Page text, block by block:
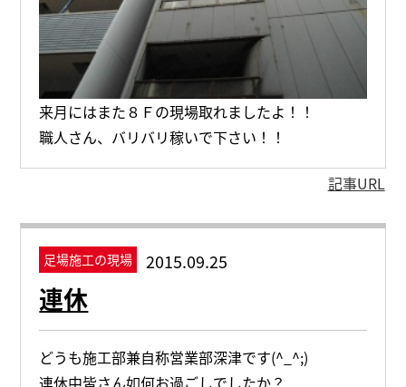
来月にはまた８Ｆの現場取れましたよ！！
職人さん、バリバリ稼いで下さい！！
記事URL
足場施工の現場 2015.09.25
連休
どうも施工部兼自称営業部深津です(^_^;)
連休中皆さん如何お過ごしでしたか？